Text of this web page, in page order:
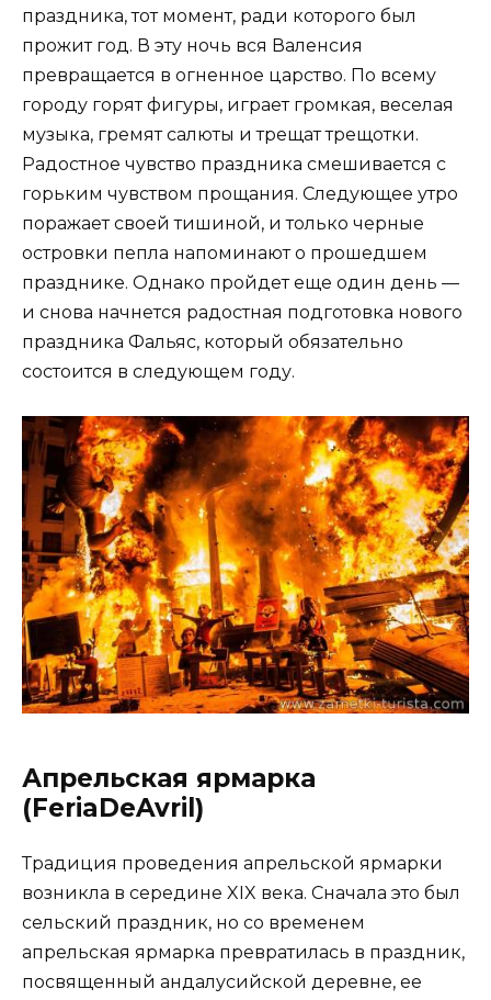
праздника, тот момент, ради которого был
прожит год. В эту ночь вся Валенсия
превращается в огненное царство. По всему
городу горят фигуры, играет громкая, веселая
музыка, гремят салюты и трещат трещотки.
Радостное чувство праздника смешивается с
горьким чувством прощания. Следующее утро
поражает своей тишиной, и только черные
островки пепла напоминают о прошедшем
празднике. Однако пройдет еще один день —
и снова начнется радостная подготовка нового
праздника Фальяс, который обязательно
состоится в следующем году.
Апрельская ярмарка
(FeriaDeAvril)
Традиция проведения апрельской ярмарки
возникла в середине XIX века. Сначала это был
сельский праздник, но со временем
апрельская ярмарка превратилась в праздник,
посвященный андалусийской деревне, ее